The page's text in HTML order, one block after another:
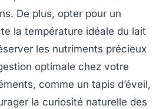
De plus, opter pour un
la température idéale du lait
les nutriments précieux
optimale chez votre
comme un tapis d’éveil,
la curiosité naturelle des